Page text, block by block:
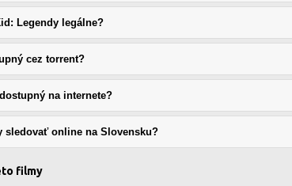
Legendy legálne?
cez torrent?
na internete?
sledovať online na Slovensku?
filmy